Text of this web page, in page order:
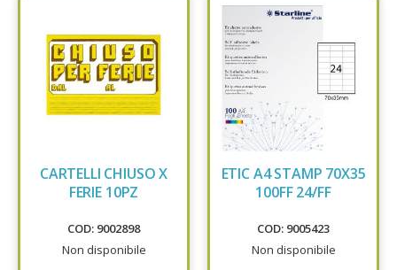
CARTELLI CHIUSO X
FERIE 10PZ
COD: 9002898
Non disponibile
ETIC A4 STAMP 70X35
100FF 24/FF
COD: 9005423
Non disponibile